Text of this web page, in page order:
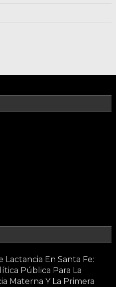
Lactancia En Santa Fe:
Pública Para La
Materna Y La Primera